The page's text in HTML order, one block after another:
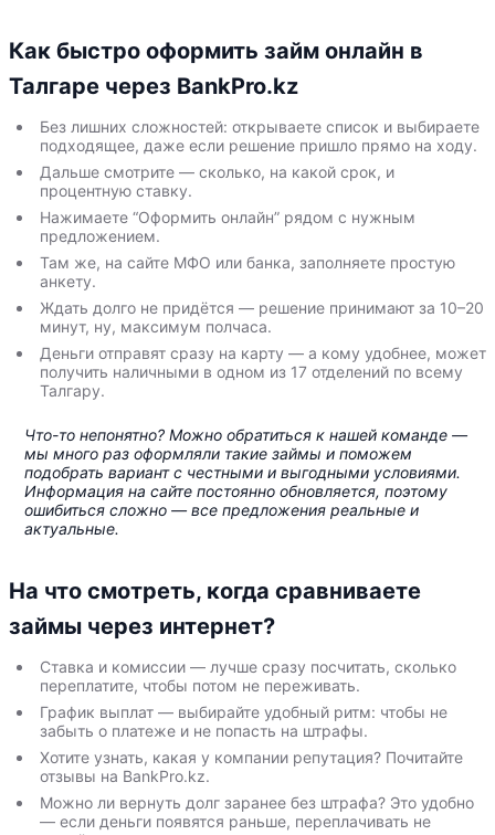
Как быстро оформить займ онлайн в
Талгаре через BankPro.kz
Без лишних сложностей: открываете список и выбираете
подходящее, даже если решение пришло прямо на ходу.
Дальше смотрите — сколько, на какой срок, и
процентную ставку.
Нажимаете “Оформить онлайн” рядом с нужным
предложением.
Там же, на сайте МФО или банка, заполняете простую
анкету.
Ждать долго не придётся — решение принимают за 10–20
минут, ну, максимум полчаса.
Деньги отправят сразу на карту — а кому удобнее, может
получить наличными в одном из 17 отделений по всему
Талгару.
Что-то непонятно? Можно обратиться к нашей команде —
мы много раз оформляли такие займы и поможем
подобрать вариант с честными и выгодными условиями.
Информация на сайте постоянно обновляется, поэтому
ошибиться сложно — все предложения реальные и
актуальные.
На что смотреть, когда сравниваете
займы через интернет?
Ставка и комиссии — лучше сразу посчитать, сколько
переплатите, чтобы потом не переживать.
График выплат — выбирайте удобный ритм: чтобы не
забыть о платеже и не попасть на штрафы.
Хотите узнать, какая у компании репутация? Почитайте
отзывы на BankPro.kz.
Можно ли вернуть долг заранее без штрафа? Это удобно
— если деньги появятся раньше, переплачивать не